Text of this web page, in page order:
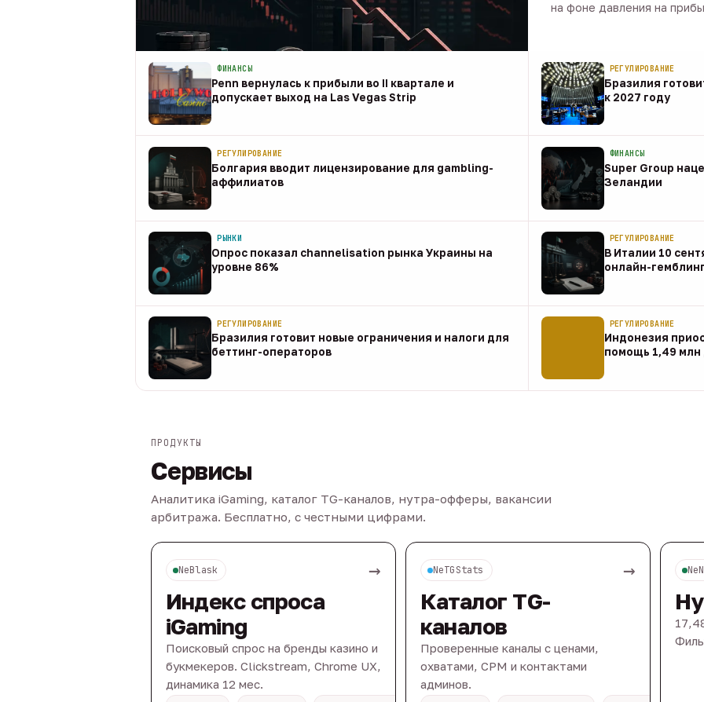
на фоне давления на
ФИНАНСЫ
Penn вернулась к прибыли во II квартале и
допускает выход на Las Vegas Strip
РЕГУЛИРОВАНИЕ
Бразилия
к 2027 году
08 авг
РЕГУЛИРОВАНИЕ
Болгария вводит лицензирование для gambling-
аффилиатов
ФИНАНСЫ
Super Group
Зеландии
08 авг
РЫНКИ
Опрос показал channelisation рынка Украины на
уровне 86%
РЕГУЛИРОВАНИЕ
В Италии 10
онлайн-
07 авг
РЕГУЛИРОВАНИЕ
Бразилия готовит новые ограничения и налоги для
беттинг-операторов
РЕГУЛИРОВАНИЕ
Индонезия
помощь 1,49 млн
07 авг
ПРОДУКТЫ
Сервисы
Аналитика iGaming, каталог TG-каналов, нутра-офферы, вакансии
арбитража. Бесплатно, с честными цифрами.
NeBlask →
Индекс спроса
iGaming
Поисковый спрос на бренды казино и
букмекеров. Clickstream, Chrome UX,
динамика 12 мес.
NeTGStats →
Каталог TG-
каналов
Проверенные каналы с ценами,
охватами, CPM и контактами
админов.